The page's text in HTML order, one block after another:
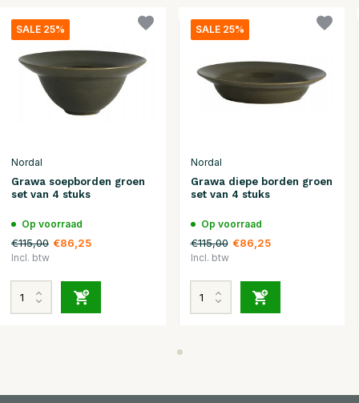
SALE 25%
Nordal
Grawa soepborden groen
set van 4 stuks
Op voorraad
€115,00 €86,25
Incl. btw
SALE 25%
Nordal
Grawa diepe borden groen
set van 4 stuks
Op voorraad
€115,00 €86,25
Incl. btw